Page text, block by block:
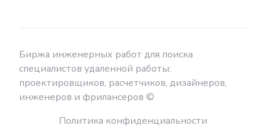
Биржа инженерных работ для поиска
специалистов удаленной работы:
проектировщиков, расчетчиков, дизайнеров,
инженеров и фрилансеров ©
Политика конфиденциальности